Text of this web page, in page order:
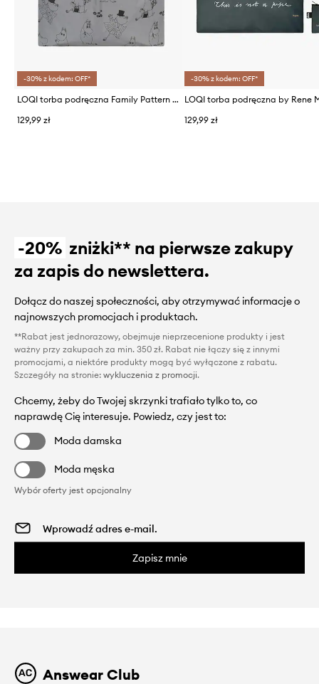
-30% z kodem: OFF*
LOQI torba podręczna Family Pattern x Moomin 50 × 42 cm
129,99 zł
-30% z kodem: OFF*
129,99 zł
-20% zniżki** na pierwsze zakupy
za zapis do newslettera.
Dołącz do naszej społeczności, aby otrzymywać informacje o
najnowszych promocjach i produktach.
**Rabat jest jednorazowy, obejmuje nieprzecenione produkty i jest
ważny przy zakupach za min. 350 zł. Rabat nie łączy się z innymi
promocjami, a niektóre produkty mogą być wyłączone z rabatu.
Szczegóły na stronie: wykluczenia z promocji.
Chcemy, żeby do Twojej skrzynki trafiało tylko to, co
naprawdę Cię interesuje. Powiedz, czy jest to:
Moda damska
Moda męska
Wybór oferty jest opcjonalny
Zapisz mnie
Answear Club